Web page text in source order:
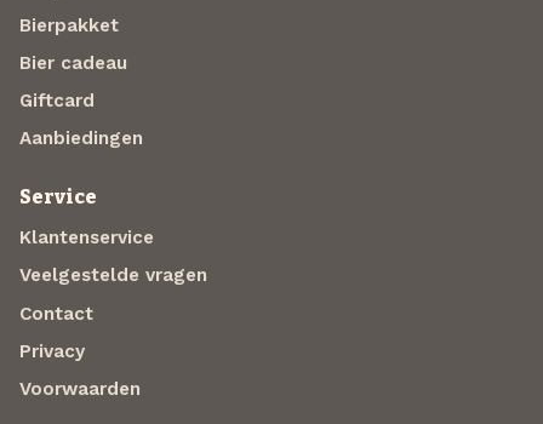
Bierpakket
Bier cadeau
Giftcard
Aanbiedingen
Service
Klantenservice
Veelgestelde vragen
Contact
Privacy
Voorwaarden